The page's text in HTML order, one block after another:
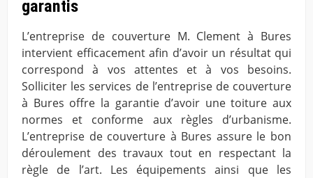
garantis
L’entreprise de couverture M. Clement à Bures
intervient efficacement afin d’avoir un résultat qui
correspond à vos attentes et à vos besoins.
Solliciter les services de l’entreprise de couverture
à Bures offre la garantie d’avoir une toiture aux
normes et conforme aux règles d’urbanisme.
L’entreprise de couverture à Bures assure le bon
déroulement des travaux tout en respectant la
règle de l’art. Les équipements ainsi que les